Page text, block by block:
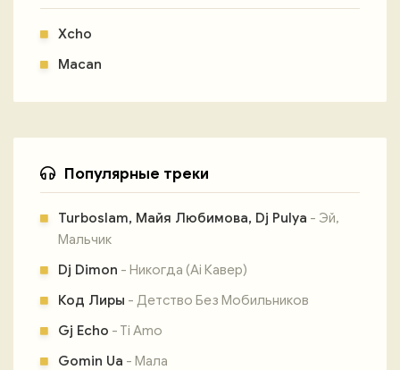
Xcho
Macan
Популярные треки
Turboslam, Майя Любимова, Dj Pulya - Эй,
Мальчик
Dj Dimon - Никогда (Ai Кавер)
Код Лиры - Детство Без Мобильников
Gj Echo - Ti Amo
Gomin Ua - Мала